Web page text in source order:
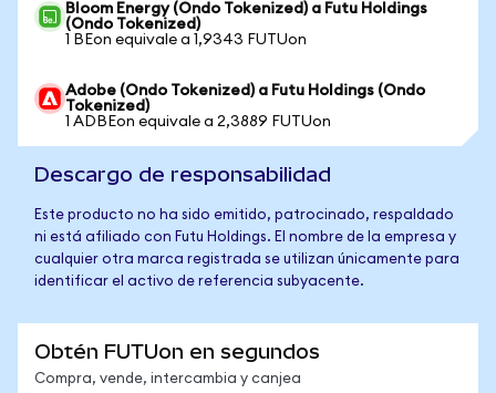
Bloom Energy (Ondo Tokenized) a Futu Holdings
(Ondo Tokenized)
1 BEon equivale a 1,9343 FUTUon
Adobe (Ondo Tokenized) a Futu Holdings (Ondo
Tokenized)
1 ADBEon equivale a 2,3889 FUTUon
Descargo de responsabilidad
Este producto no ha sido emitido, patrocinado, respaldado
ni está afiliado con Futu Holdings. El nombre de la empresa y
cualquier otra marca registrada se utilizan únicamente para
identificar el activo de referencia subyacente.
Obtén FUTUon en segundos
Compra, vende, intercambia y canjea